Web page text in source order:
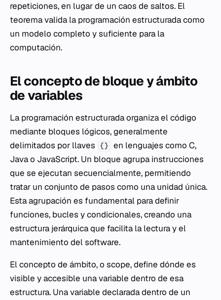
repeticiones, en lugar de un caos de saltos. El
teorema valida la programación estructurada como
un modelo completo y suficiente para la
computación.
El concepto de bloque y ámbito
de variables
La programación estructurada organiza el código
mediante bloques lógicos, generalmente
delimitados por llaves {} en lenguajes como C,
Java o JavaScript. Un bloque agrupa instrucciones
que se ejecutan secuencialmente, permitiendo
tratar un conjunto de pasos como una unidad única.
Esta agrupación es fundamental para definir
funciones, bucles y condicionales, creando una
estructura jerárquica que facilita la lectura y el
mantenimiento del software.
El concepto de ámbito, o scope, define dónde es
visible y accesible una variable dentro de esa
estructura. Una variable declarada dentro de un